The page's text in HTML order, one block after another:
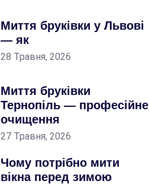
Миття бруківки у Львові
— як
28 Травня, 2026
Миття бруківки
Тернопіль — професійне
очищення
27 Травня, 2026
Чому потрібно мити
вікна перед зимою